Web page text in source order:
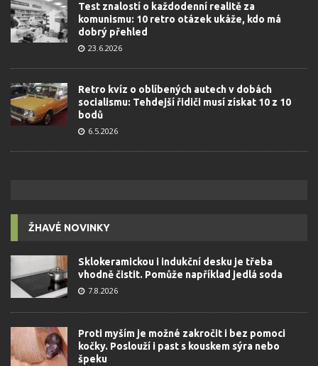
Test znalostí o každodenní realitě za
komunismu: 10 retro otázek ukáže, kdo má
dobrý přehled
23.6.2026
Retro kvíz o oblíbených autech v dobách
socialismu: Tehdejší řidiči musí získat 10 z 10
bodů
6.5.2026
ŽHAVÉ NOVINKY
Sklokeramickou i indukční desku je třeba
vhodně čistit. Pomůže například jedlá soda
7.8.2026
Proti myším je možné zakročit i bez pomoci
kočky. Poslouží i past s kouskem sýra nebo
špeku